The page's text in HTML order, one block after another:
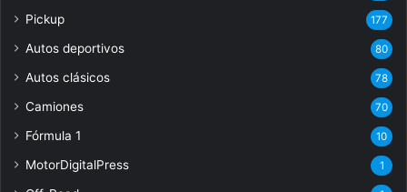
Pickup 177
Autos deportivos 80
Autos clásicos 78
Camiones 70
Fórmula 1 10
MotorDigitalPress 1